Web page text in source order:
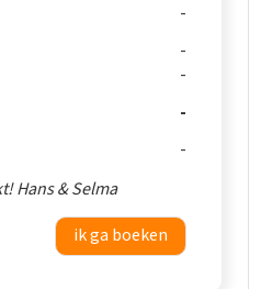
Hans & Selma
ik ga boeken